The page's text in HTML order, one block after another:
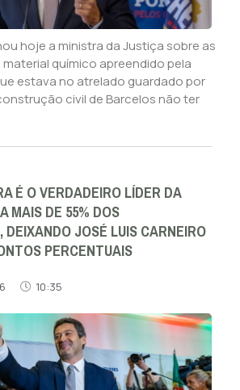
hoje a ministra da Justiça sobre as
químico apreendido pela
estava no atrelado guardado por
civil de Barcelos não ter
É O VERDADEIRO LÍDER DA
MAIS DE 55% DOS
DEIXANDO JOSÉ LUIS CARNEIRO
PERCENTUAIS
10:35